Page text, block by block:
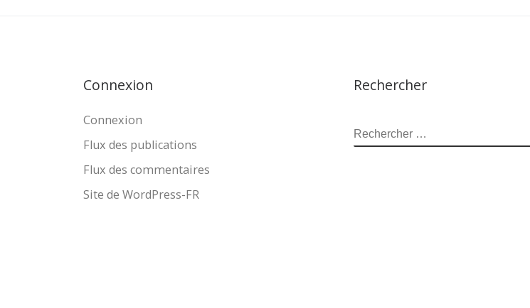
Connexion
Connexion
Flux des publications
Flux des commentaires
Site de WordPress-FR
Rechercher
RECHERCHER